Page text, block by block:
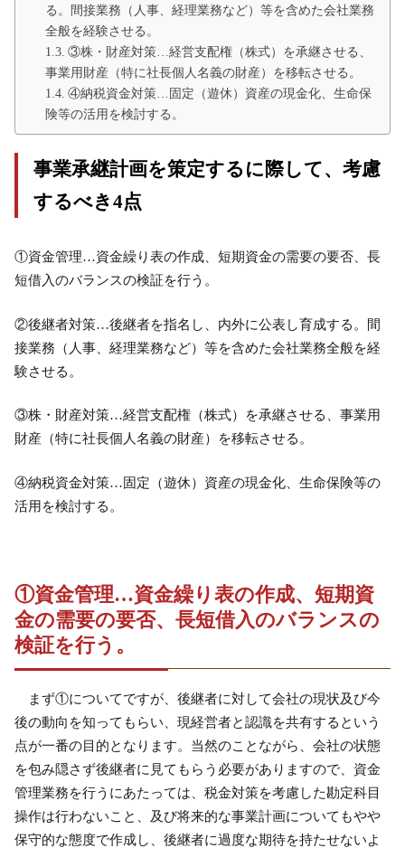
る。間接業務（人事、経理業務など）等を含めた会社業務
全般を経験させる。
③株・財産対策…経営支配権（株式）を承継させる、
事業用財産（特に社長個人名義の財産）を移転させる。
④納税資金対策…固定（遊休）資産の現金化、生命保
険等の活用を検討する。
事業承継計画を策定するに際して、考慮
するべき4点
①資金管理…資金繰り表の作成、短期資金の需要の要否、長
短借入のバランスの検証を行う。
②後継者対策…後継者を指名し、内外に公表し育成する。間
接業務（人事、経理業務など）等を含めた会社業務全般を経
験させる。
③株・財産対策…経営支配権（株式）を承継させる、事業用
財産（特に社長個人名義の財産）を移転させる。
④納税資金対策…固定（遊休）資産の現金化、生命保険等の
活用を検討する。
①資金管理…資金繰り表の作成、短期資
金の需要の要否、長短借入のバランスの
検証を行う。
まず①についてですが、後継者に対して会社の現状及び今
後の動向を知ってもらい、現経営者と認識を共有するという
点が一番の目的となります。当然のことながら、会社の状態
を包み隠さず後継者に見てもらう必要がありますので、資金
管理業務を行うにあたっては、税金対策を考慮した勘定科目
操作は行わないこと、及び将来的な事業計画についてもやや
保守的な態度で作成し、後継者に過度な期待を持たせないよ